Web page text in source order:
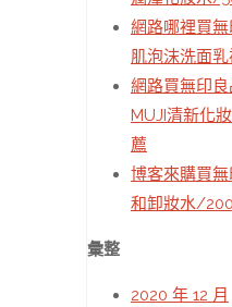
網路哪裡買
肌泡沫洗面
網路買無印
MUJI清新化
薦
博客來購買
和卸妝水/
彙整
2020 年 12 月